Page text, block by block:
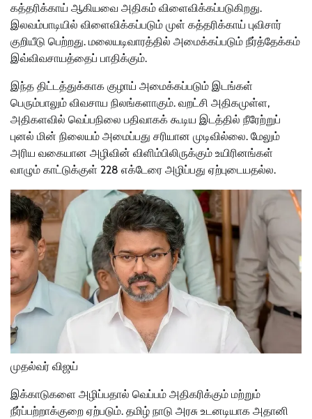
கத்தரிக்காய் ஆகியவை அதிகம் விளைவிக்கப்படுகிறது.
இலவம்பாடியில் விளைவிக்கப்படும் முள் கத்தரிக்காய் புவிசார்
குறியீடு பெற்றது. மலையடிவாரத்தில் அமைக்கப்படும் நீர்த்தேக்கம்
இவ்விவசாயத்தைப் பாதிக்கும்.
இந்த திட்டத்துக்காக குழாய் அமைக்கப்படும் இடங்கள்
பெரும்பாலும் விவசாய நிலங்களாகும். வறட்சி அதிகமுள்ள,
அதிகளவில் வெப்பநிலை பதிவாகக் கூடிய இடத்தில் நீரேற்றுப்
புனல் மின் நிலையம் அமைப்பது சரியான முடிவில்லை. மேலும்
அரிய வகையான அழிவின் விளிம்பிலிருக்கும் உயிரினங்கள்
வாழும் காட்டுக்குள் 228 எக்டேரை அழிப்பது ஏற்புடையதல்ல.
முதல்வர் விஜய்
இக்காடுகளை அழிப்பதால் வெப்பம் அதிகரிக்கும் மற்றும்
நீர்ப்பற்றாக்குறை ஏற்படும். தமிழ் நாடு அரசு உடனடியாக அதானி